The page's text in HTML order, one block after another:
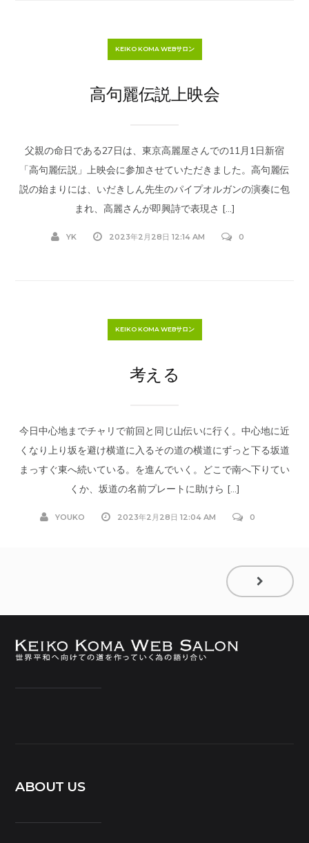
KEIKO KOMA WEBサロン
高句麗伝説上映会
父親の命日である27日は、東京高麗屋さんでの11月1日新宿
「高句麗伝説」上映会に参加させていただきました。高句麗伝
説の始まりには、いだきしん先生のパイプオルガンの演奏に包
まれ、高麗さんが即興詩で表現さ […]
YK 2023年2月28日 12:14 AM 0
KEIKO KOMA WEBサロン
考える
今日中心地までチャリで前回と同じ山伝いに行く。中心地に近
くなり上り坂を避け横道に入るその道の横道にずっと下る坂道
まっすぐ東へ続いている。を進んでいく。どこで南へ下りてい
くか、坂道の名前プレートに助けら […]
YOUKO 2023年2月28日 12:04 AM 0
ABOUT US